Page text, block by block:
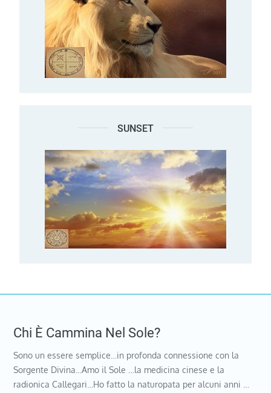
SUNSET
Chi È Cammina Nel Sole?
Sono un essere semplice…in profonda connessione con la
Sorgente Divina…Amo il Sole …la medicina cinese e la
radionica Callegari…Ho fatto la naturopata per alcuni anni …